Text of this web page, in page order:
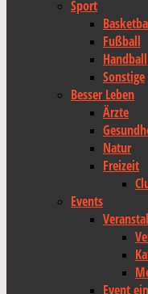
Sport
Fußball
Handball
Sonstige
Besser Leben
Ärzte
Natur
Freizeit
Events
Event